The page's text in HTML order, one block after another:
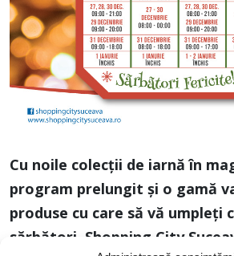
Cu noile colecţii de iarnă în
program prelungit şi o gamă
produse cu care să vă umpleți
sărbători, Shopping City